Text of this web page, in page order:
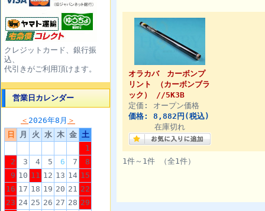
クレジットカード、銀行振
込、
代引きがご利用頂けます。
営業日カレンダー
＜ 2026年8月 ＞
日
月 火 水 木 金 土
1
2
3 4 5 6 7
8
9 10 11 12 13 14 15
16 17 18 19 20 21 22
23 24 25 26 27 28 29
オラカバ カーボンプ
リント （カーボンブラ
ック） //5K3B
定価: オープン価格
価格: 8,882円(税込)
在庫切れ
1件～1件 （全1件）